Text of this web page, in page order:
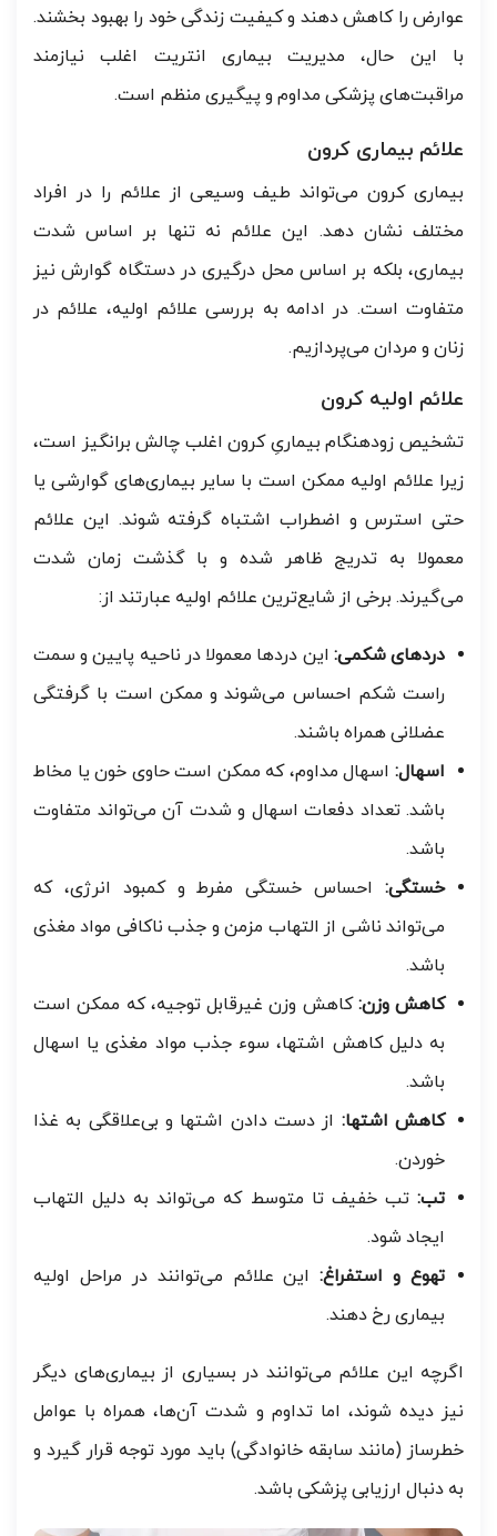
عوارض را کاهش دهند و کیفیت زندگی خود را بهبود بخشند.
با این حال، مدیریت بیماری انتریت اغلب نیازمند
مراقبت‌های پزشکی مداوم و پیگیری منظم است.
علائم بیماری کرون
بیماری کرون می‌تواند طیف وسیعی از علائم را در افراد
مختلف نشان دهد. این علائم نه تنها بر اساس شدت
بیماری، بلکه بر اساس محل درگیری در دستگاه گوارش نیز
متفاوت است. در ادامه به بررسی علائم اولیه، علائم در
زنان و مردان می‌پردازیم.
علائم اولیه کرون
تشخیص زودهنگام بیماریِ کرون اغلب چالش برانگیز است،
زیرا علائم اولیه ممکن است با سایر بیماری‌های گوارشی یا
حتی استرس و اضطراب اشتباه گرفته شوند. این علائم
معمولا به تدریج ظاهر شده و با گذشت زمان شدت
می‌گیرند. برخی از شایع‌ترین علائم اولیه عبارتند از:
دردهای شکمی: این دردها معمولا در ناحیه پایین و سمت
راست شکم احساس می‌شوند و ممکن است با گرفتگی
عضلانی همراه باشند.
اسهال: اسهال مداوم، که ممکن است حاوی خون یا مخاط
باشد. تعداد دفعات اسهال و شدت آن می‌تواند متفاوت
باشد.
خستگی: احساس خستگی مفرط و کمبود انرژی، که
می‌تواند ناشی از التهاب مزمن و جذب ناکافی مواد مغذی
باشد.
کاهش وزن:کاهش وزن غیرقابل توجیه، که ممکن است
به دلیل کاهش اشتها، سوء جذب مواد مغذی یا اسهال
باشد.
کاهش اشتها: از دست دادن اشتها و بی‌علاقگی به غذا
خوردن.
تب: تب خفیف تا متوسط که می‌تواند به دلیل التهاب
ایجاد شود.
تهوع و استفراغ:این علائم می‌توانند در مراحل اولیه
بیماری رخ دهند.
اگرچه این علائم می‌توانند در بسیاری از بیماری‌های دیگر
نیز دیده شوند، اما تداوم و شدت آن‌ها، همراه با عوامل
خطرساز (مانند سابقه خانوادگی) باید مورد توجه قرار گیرد و
به دنبال ارزیابی پزشکی باشد.